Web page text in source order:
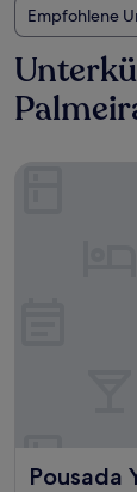
Empfohlene
Pousada
Pousada